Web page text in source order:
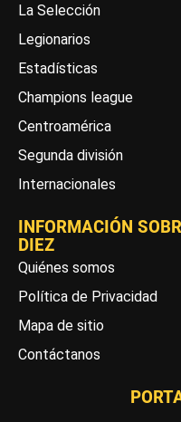
La Selección
Legionarios
Estadísticas
Champions league
Centroamérica
Segunda división
Internacionales
INFORMACIÓN
DIEZ
Quiénes somos
Política de Privacidad
Mapa de sitio
Contáctanos